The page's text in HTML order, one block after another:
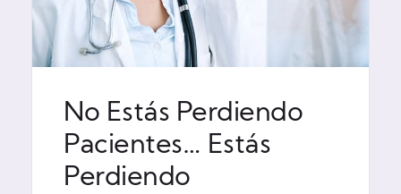
No Estás Perdiendo
Pacientes… Estás
Perdiendo